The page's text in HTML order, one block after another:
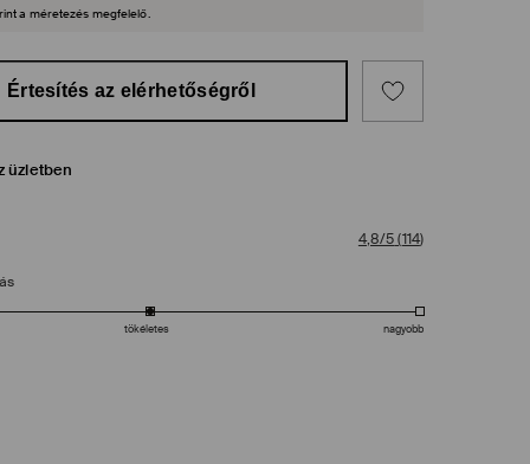
a méretezés megfelelő.
Értesítés az elérhetőségről
üzletben
4,8/5(114)
tökéletes nagyobb